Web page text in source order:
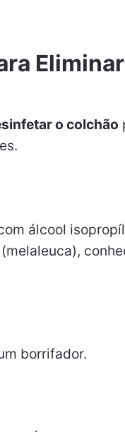
o colchão
álcool
borrifador.